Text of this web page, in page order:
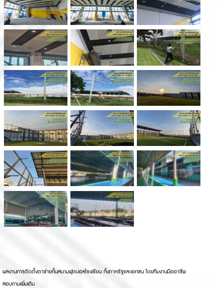
ผลงานการติดตั้งตาข่ายกั้นสนามฟุตบอลโรงเรียน ทั้งภาครัฐและเอกชน โดยทีมงานมืออาชีพ
สอบถามเพิ่มเติม